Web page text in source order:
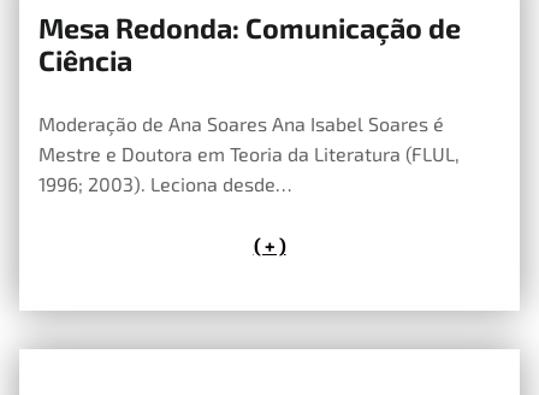
Mesa Redonda: Comunicação de
Ciência
Moderação de Ana Soares Ana Isabel Soares é
Mestre e Doutora em Teoria da Literatura (FLUL,
1996; 2003). Leciona desde…
( + )
14 de Maio, 2026